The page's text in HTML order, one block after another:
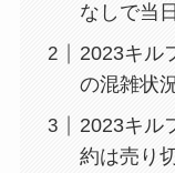
なしで当
2023キル
の混雑状
2023キル
約は売り